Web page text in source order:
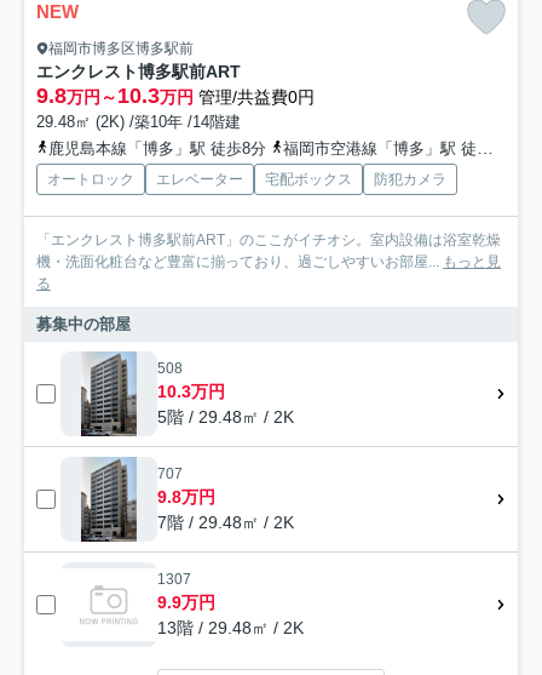
NEW
福岡市博多区博多駅前
エンクレスト博多駅前ART
9.8万円～10.3万円 管理/共益費0円
29.48㎡ (2K) /築10年 /14階建
鹿児島本線「博多」駅 徒歩8分
福岡市空港線「博多」駅 徒歩8分
オートロック エレベーター 宅配ボックス 防犯カメラ
「エンクレスト博多駅前ART」のここがイチオシ。室内設備は浴室乾燥
機・洗面化粧台など豊富に揃っており、過ごしやすいお部屋... もっと見
る
募集中の部屋
508
10.3万円
5階 / 29.48㎡ / 2K
707
9.8万円
7階 / 29.48㎡ / 2K
1307
9.9万円
13階 / 29.48㎡ / 2K